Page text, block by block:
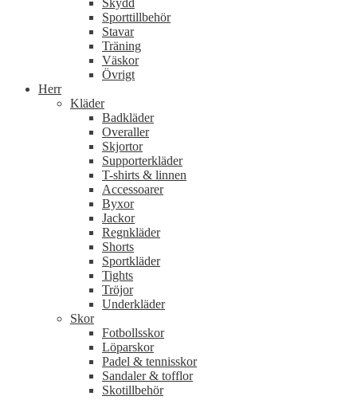
Skydd
Sporttillbehör
Stavar
Träning
Väskor
Övrigt
Herr
Kläder
Badkläder
Overaller
Skjortor
Supporterkläder
T-shirts & linnen
Accessoarer
Byxor
Jackor
Regnkläder
Shorts
Sportkläder
Tights
Tröjor
Underkläder
Skor
Fotbollsskor
Löparskor
Padel & tennisskor
Sandaler & tofflor
Skotillbehör